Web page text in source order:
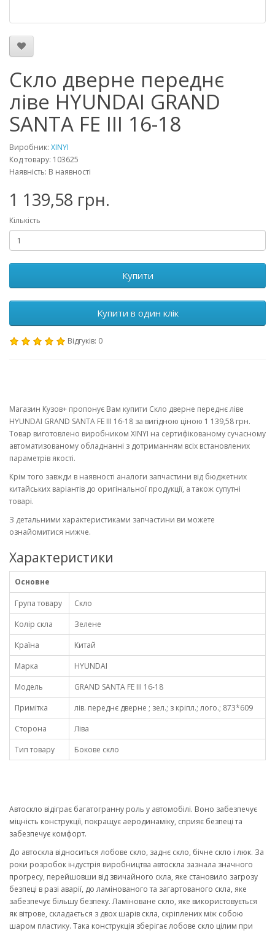
Скло дверне переднє
ліве HYUNDAI GRAND
SANTA FE III 16-18
Виробник: XINYI
Код товару: 103625
Наявність: В наявності
1 139,58 грн.
Кількість
Купити
Купити в один клік
Відгуків: 0
Магазин Кузов+ пропонує Вам купити Скло дверне переднє ліве
HYUNDAI GRAND SANTA FE III 16-18 за вигідною ціною 1 139,58 грн.
Товар виготовлено виробником XINYI на сертифікованому сучасному
автоматизованому обладнанні з дотриманням всіх встановлених
параметрів якості.
Крім того завжди в наявності аналоги запчастини від бюджетних
китайських варіантів до оригінальної продукції, а також супутні
товарі.
З детальними характеристиками запчастини ви можете
ознайомитися нижче.
Характеристики
Основне
Група товару
Скло
Колір скла
Зелене
Країна
Китай
Марка
HYUNDAI
Модель
GRAND SANTA FE III 16-18
Примітка
лів. переднє дверне ; зел.; з кріпл.; лого.; 873*609
Сторона
Ліва
Тип товару
Бокове скло
Автоскло відіграє багатогранну роль у автомобілі. Воно забезпечує
міцність конструкції, покращує аеродинаміку, сприяє безпеці та
забезпечує комфорт.
До автоскла відноситься лобове скло, заднє скло, бічне скло і люк. За
роки розробок індустрія виробництва автоскла зазнала значного
прогресу, перейшовши від звичайного скла, яке становило загрозу
безпеці в разі аварії, до ламінованого та загартованого скла, яке
забезпечує більшу безпеку. Ламіноване скло, яке використовується
як вітрове, складається з двох шарів скла, скріплених між собою
шаром пластику. Така конструкція зберігає лобове скло цілим при